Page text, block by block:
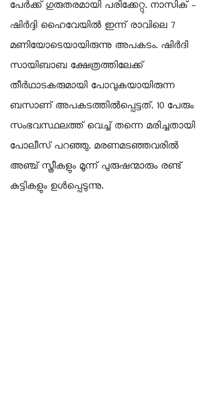
പേർക്ക് ഗുരുതരമായി പരിക്കേറ്റു. നാസിക് –
ഷിർദ്ദി ഹൈവേയിൽ ഇന്ന് രാവിലെ 7
മണിയോടെയായിരുന്നു അപകടം. ഷിര്‍ദി
സായിബാബ ക്ഷേത്രത്തിലേക്ക്
തീര്‍ഥാടകരുമായി പോവുകയായിരുന്ന
ബസാണ് അപകടത്തില്‍പ്പെട്ടത്. 10 പേരും
സംഭവസ്ഥലത്ത് വെച്ച് തന്നെ മരിച്ചതായി
പോലീസ് പറഞ്ഞു. മരണമടഞ്ഞവരിൽ
അഞ്ച് സ്ത്രീകളും മൂന്ന് പുരുഷന്മാരും രണ്ട്
കുട്ടികളും ഉള്‍പ്പെടുന്നു.